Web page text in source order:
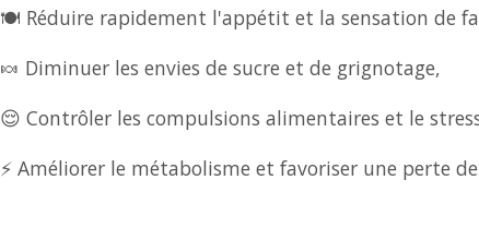
🍽️ Réduire rapidement l'appétit et la sensation de
🍬 Diminuer les envies de sucre et de grignotage,
😌 Contrôler les compulsions alimentaires et le
⚡ Améliorer le métabolisme et favoriser une perte